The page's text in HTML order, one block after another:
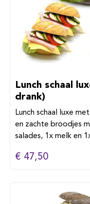
Lunch schaal
drank)
Lunch schaal luxe
en zachte broodjes
salades, 1x melk en
€ 47,50